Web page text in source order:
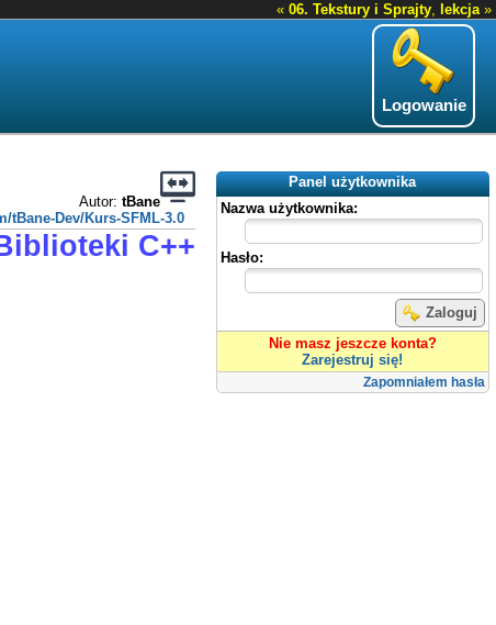
« 06. Tekstury i Sprajty, lekcja»
Logowanie
Panel użytkownika
Nazwa użytkownika:
Hasło:
Zaloguj
Nie masz jeszcze konta?
Zarejestruj się!
Zapomniałem hasła
Autor: tBane
tBane-Dev/Kurs-SFML-3.0
C++